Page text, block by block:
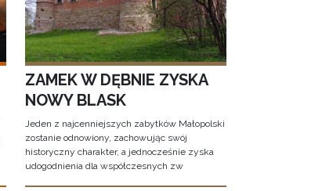
ZAMEK W DĘBNIE ZYSKA
NOWY BLASK
Jeden z najcenniejszych zabytków Małopolski
zostanie odnowiony, zachowując swój
historyczny charakter, a jednocześnie zyska
udogodnienia dla współczesnych zw